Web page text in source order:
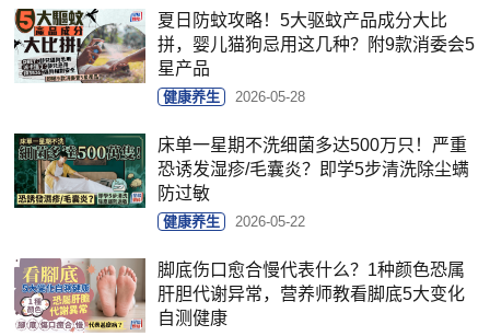
夏日防蚊攻略！5大驱蚊产品成分大比
拼，婴儿猫狗忌用这几种？附9款消委会5
星产品
健康养生 2026-05-28
床单一星期不洗细菌多达500万只！严重
恐诱发湿疹/毛囊炎？即学5步清洗除尘螨
防过敏
健康养生 2026-05-22
脚底伤口愈合慢代表什么？1种颜色恐属
肝胆代谢异常，营养师教看脚底5大变化
自测健康